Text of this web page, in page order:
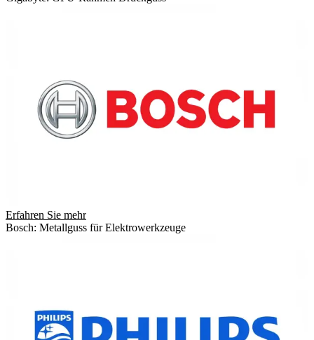
Erfahren Sie mehr
Bosch: Metallguss für Elektrowerkzeuge